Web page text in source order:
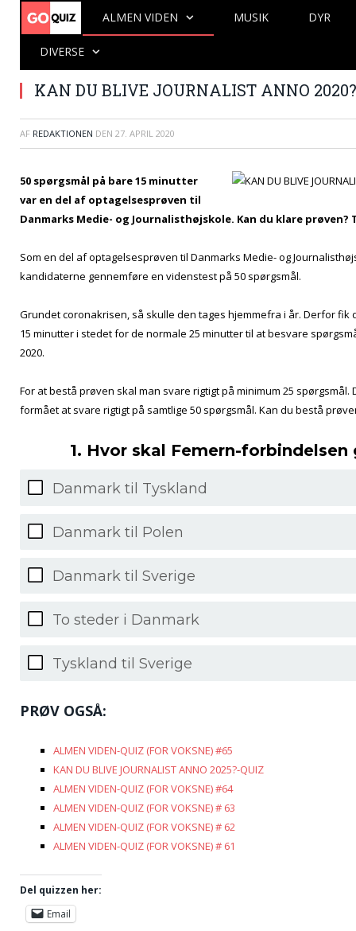
ALMEN VIDEN MUSIK DYR
DIVERSE
KAN DU BLIVE JOURNALIST ANNO
AF REDAKTIONEN DEN 27. APRIL 2020
50 spørgsmål på bare 15 minutter
var en del af optagelsesprøven til
Danmarks Medie- og Journalisthøjskole. Kan du klare prøven?
Som en del af optagelsesprøven til Danmarks Medie- og
kandidaterne gennemføre en videnstest på 50 spørgsmål.
Grundet coronakrisen, så skulle den tages hjemmefra i år. Derfor fik
15 minutter i stedet for de normale 25 minutter til at besvare
2020.
For at bestå prøven skal man svare rigtigt på minimum 25 spørgsmål.
formået at svare rigtigt på samtlige 50 spørgsmål. Kan du bestå
1. Hvor skal Femern-
Danmark til Tyskland
Danmark til Polen
Danmark til Sverige
To steder i Danmark
Tyskland til Sverige
PRØV OGSÅ:
ALMEN VIDEN-QUIZ (FOR VOKSNE) #65
KAN DU BLIVE JOURNALIST ANNO 2025?-QUIZ
ALMEN VIDEN-QUIZ (FOR VOKSNE) #64
ALMEN VIDEN-QUIZ (FOR VOKSNE) # 63
ALMEN VIDEN-QUIZ (FOR VOKSNE) # 62
ALMEN VIDEN-QUIZ (FOR VOKSNE) # 61
Del quizzen her:
Email